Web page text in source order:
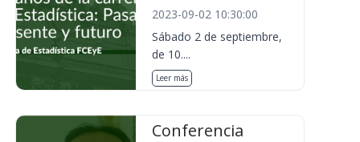
2023-09-02 10:30:00
Sábado 2 de septiembre,
de 10....
Leer más
Conferencia